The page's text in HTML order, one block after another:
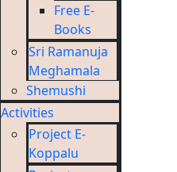
Free E-
Books
Sri Ramanuja
Meghamala
Shemushi
Activities
Project E-
Koppalu